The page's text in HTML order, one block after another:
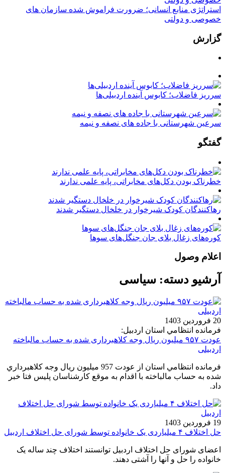
استراتژی منابع انسانی؛ ضرورت فراموش شده سازمان های
خصوصی و دولتی
گزارش
سرریز فاضلاب؛ کابوس آینده اردبیلی‌ها
سرعین شهرستانی با جاده های نصفه و نیمه
گفتگو
خطرناک بودن دکل‌های مخابراتی، پایه علمی ندارند
رهاکنندگان کودک شیرخوار در خلخال دستگیر شدند
کوره‌های زغال بلای جان جنگل‌های سوها
اعلام وصول
آرشیو دسته: سیاسی
20 فروردین 1403
فرمانده انتظامي استان اردبيل:
عودت ۹۵۷ میلیون ریال وجه کلاهبرداری شده به حساب مالباخته
اردبیلی
فرمانده انتظامي استان از عودت 957 ميليون ريال وجه کلاهبرداري
شده به حساب مالباخته با اقدام به موقع کارشناسان پليس فتا خبر
داد.
19 فروردین 1403
حل اختلاف ۴ میلیاردی یک خانواده توسط شورای حل اختلاف اردبیل
اعضای شورای حل اختلاف اردبیل توانستند اختلاف چند ساله یک
خانواده را حل و آنها را آشتی دهند.